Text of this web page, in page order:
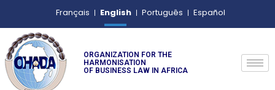
Français English Português Español
ORGANIZATION FOR THE
HARMONISATION
OF BUSINESS LAW IN AFRICA